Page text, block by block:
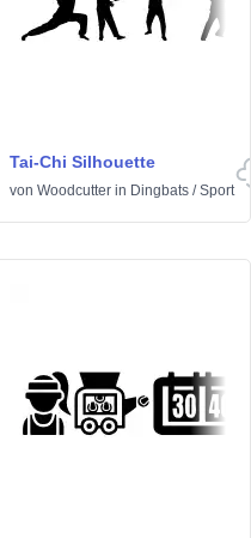
Tai-Chi Silhouette
von Woodcutter in Dingbats /Sport